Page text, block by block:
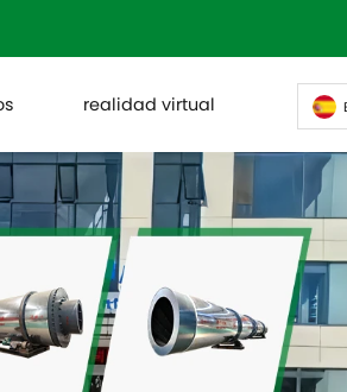
realidad virtual